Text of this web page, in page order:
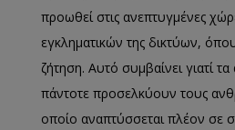
προωθεί στις ανεπτυγμένες
εγκληματικών της δικτύων,
ζήτηση. Αυτό συμβαίνει γιατί
πάντοτε προσελκύουν τους
οποίο αναπτύσσεται πλέον σε